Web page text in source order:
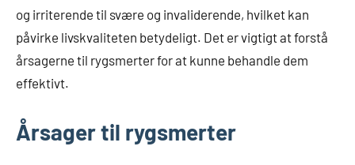
og irriterende til svære og invaliderende, hvilket kan
påvirke livskvaliteten betydeligt. Det er vigtigt at forstå
årsagerne til rygsmerter for at kunne behandle dem
effektivt.
Årsager til rygsmerter